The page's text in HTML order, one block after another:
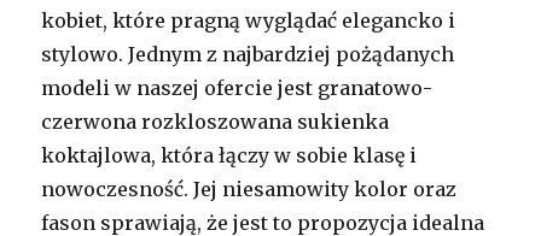
kobiet, które pragną wyglądać elegancko i
stylowo. Jednym z najbardziej pożądanych
modeli w naszej ofercie jest granatowo-
czerwona rozkloszowana sukienka
koktajlowa, która łączy w sobie klasę i
nowoczesność. Jej niesamowity kolor oraz
fason sprawiają, że jest to propozycja idealna